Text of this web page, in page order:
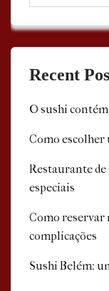
Recent
O sushi
Como escolher
Restaurante
especiais
Como reservar
complicações
Sushi Belém: